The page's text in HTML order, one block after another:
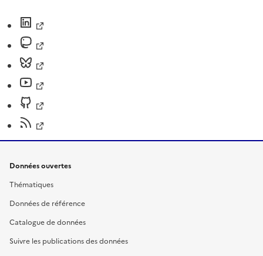
Données ouvertes
Thématiques
Données de référence
Catalogue de données
Suivre les publications des données